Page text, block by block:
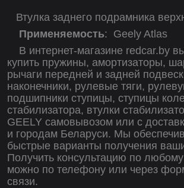
Втулка заднего подрамника
Применяемость: Geely Atlas
В интернет-магазине redcar.by
купить пружины, амортизаторы,
рычаги передней и задней
наконечники, рулевые тяги,
подшипники ступицы, ступицы
стабилизатора, втулки
GEELY самовывозом или с
и городам Беларуси. Мы
быстрые варианты получения
Получить консультацию по
можно по телефону или через
связи.